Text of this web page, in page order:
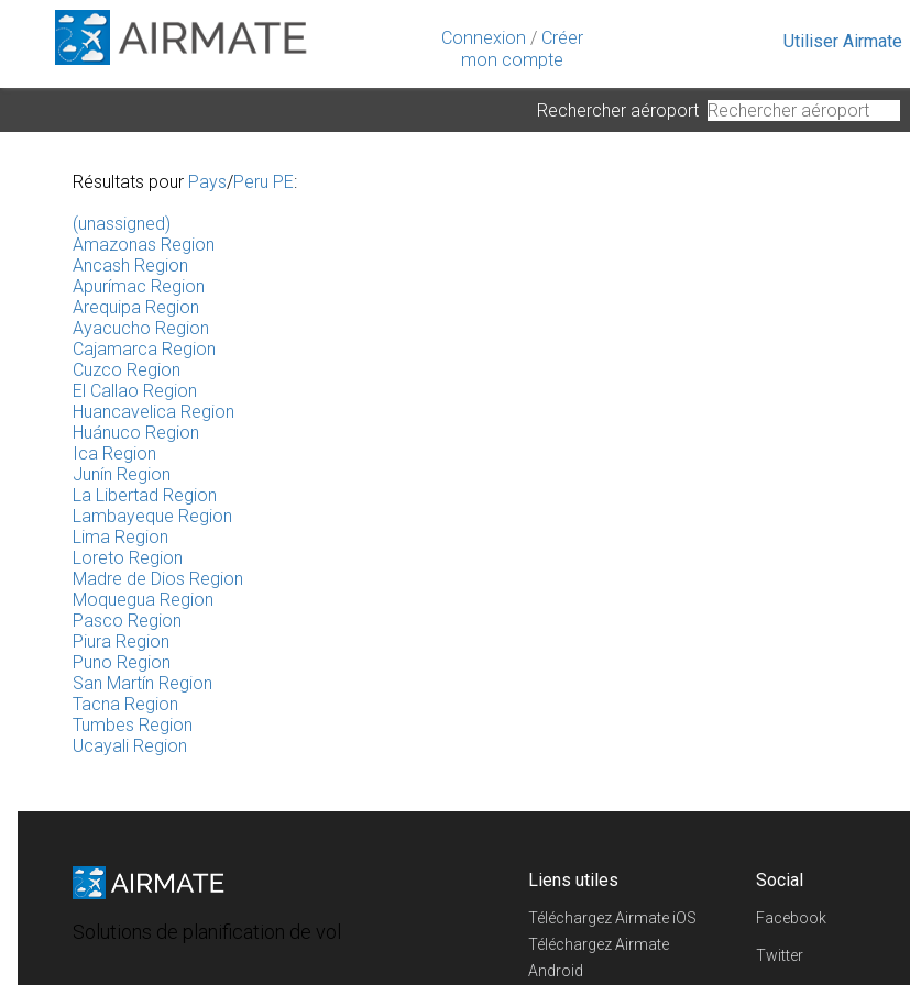
Connexion / Créer
mon compte
Utiliser Airmate
Rechercher aéroport
Résultats pour Pays/Peru PE:
(unassigned)
Amazonas Region
Ancash Region
Apurímac Region
Arequipa Region
Ayacucho Region
Cajamarca Region
Cuzco Region
El Callao Region
Huancavelica Region
Huánuco Region
Ica Region
Junín Region
La Libertad Region
Lambayeque Region
Lima Region
Loreto Region
Madre de Dios Region
Moquegua Region
Pasco Region
Piura Region
Puno Region
San Martín Region
Tacna Region
Tumbes Region
Ucayali Region
Solutions de planification de vol
Liens utiles
Téléchargez Airmate iOS
Téléchargez Airmate
Android
Social
Facebook
Twitter